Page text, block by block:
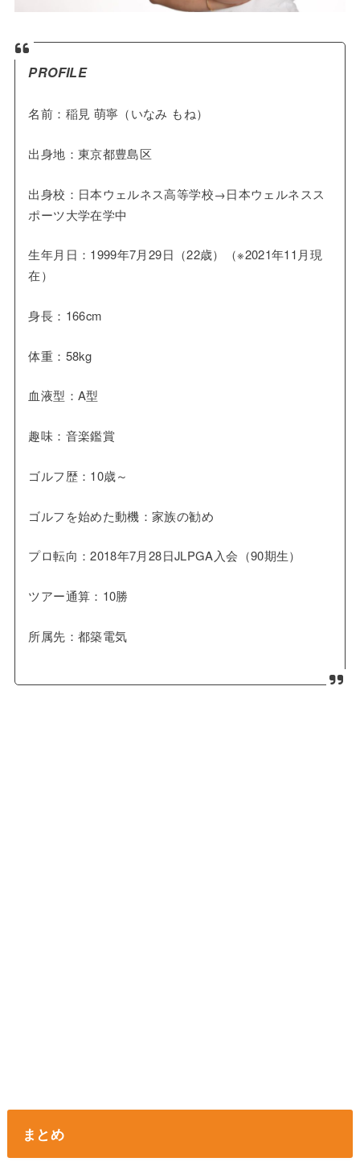
PROFILE
名前：稲見 萌寧（いなみ もね）
出身地：東京都豊島区
出身校：日本ウェルネス高等学校→日本ウェルネスス
ポーツ大学在学中
生年月日：1999年7月29日（22歳）（※2021年11月現
在）
身長：166cm
体重：58kg
血液型：A型
趣味：音楽鑑賞
ゴルフ歴：10歳～
ゴルフを始めた動機：家族の勧め
プロ転向：2018年7月28日JLPGA入会（90期生）
ツアー通算：10勝
所属先：都築電気
まとめ